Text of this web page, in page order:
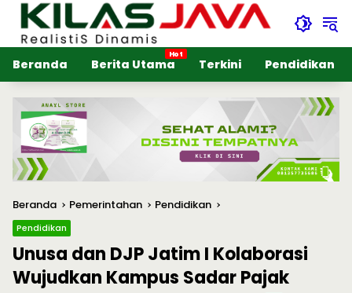
Langsung
konten
Beranda
Berita Utama Terkini Pendidikan
Beranda Pemerintahan Pendidikan
Pendidikan
Unusa dan DJP Jatim I Kolaborasi
Wujudkan Kampus Sadar Pajak